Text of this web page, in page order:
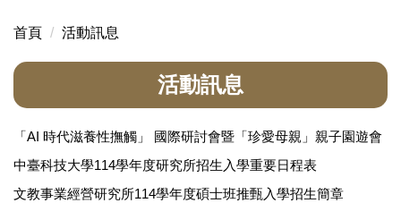
首頁 活動訊息
活動訊息
「AI 時代滋養性撫觸」 國際研討會暨「珍愛母親」親子園遊會
中臺科技大學114學年度研究所招生入學重要日程表
文教事業經營研究所114學年度碩士班推甄入學招生簡章